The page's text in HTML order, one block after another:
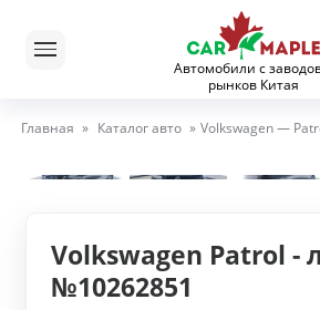
Автомобили с
рынков Китая
Главная » Каталог авто » Volkswagen —
Volkswagen Patrol -
№10262851